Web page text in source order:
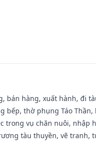
bán hàng, xuất hành, đi
thờ phụng Táo
trong vụ chăn nuôi,
tàu thuyền, vẽ tranh,